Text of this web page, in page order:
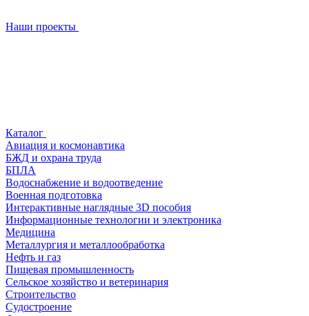
Наши проекты
Каталог
Авиация и космонавтика
БЖД и охрана труда
БПЛА
Водоснабжение и водоотведение
Военная подготовка
Интерактивные наглядные 3D пособия
Информационные технологии и электроника
Медицина
Металлургия и металлообработка
Нефть и газ
Пищевая промышленность
Сельское хозяйство и ветеринария
Строительство
Судостроение